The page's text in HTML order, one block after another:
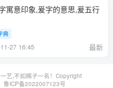
寓意印象,爰字的意思,爰五行
典
27 16:45 最新
艺,不如赐子一名！Copyright
· 鲁ICP备2022007123号